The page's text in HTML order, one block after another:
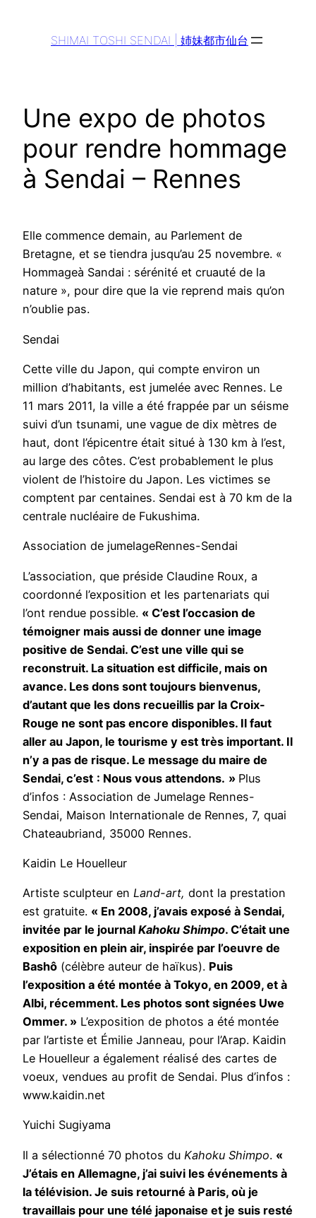
SHIMAI TOSHI SENDAI | 姉妹都市仙台
Une expo de photos
pour rendre hommage
à Sendai – Rennes
Elle commence demain, au Parlement de
Bretagne, et se tiendra jusqu’au 25 novembre. «
Hommageà Sandai : sérénité et cruauté de la
nature », pour dire que la vie reprend mais qu’on
n’oublie pas.
Sendai
Cette ville du Japon, qui compte environ un
million d’habitants, est jumelée avec Rennes. Le
11 mars 2011, la ville a été frappée par un séisme
suivi d’un tsunami, une vague de dix mètres de
haut, dont l’épicentre était situé à 130 km à l’est,
au large des côtes. C’est probablement le plus
violent de l’histoire du Japon. Les victimes se
comptent par centaines. Sendai est à 70 km de la
centrale nucléaire de Fukushima.
Association de jumelageRennes-Sendai
L’association, que préside Claudine Roux, a
coordonné l’exposition et les partenariats qui
l’ont rendue possible. « C’est l’occasion de
témoigner mais aussi de donner une image
positive de Sendai. C’est une ville qui se
reconstruit. La situation est difficile, mais on
avance. Les dons sont toujours bienvenus,
d’autant que les dons recueillis par la Croix-
Rouge ne sont pas encore disponibles. Il faut
aller au Japon, le tourisme y est très important. Il
n’y a pas de risque. Le message du maire de
Sendai, c’est : Nous vous attendons. » Plus
d’infos : Association de Jumelage Rennes-
Sendai, Maison Internationale de Rennes, 7, quai
Chateaubriand, 35000 Rennes.
Kaidin Le Houelleur
Artiste sculpteur en Land-art, dont la prestation
est gratuite. « En 2008, j’avais exposé à Sendai,
invitée par le journal Kahoku Shimpo. C’était une
exposition en plein air, inspirée par l’oeuvre de
Bashô (célèbre auteur de haïkus). Puis
l’exposition a été montée à Tokyo, en 2009, et à
Albi, récemment. Les photos sont signées Uwe
Ommer. » L’exposition de photos a été montée
par l’artiste et Émilie Janneau, pour l’Arap. Kaidin
Le Houelleur a également réalisé des cartes de
voeux, vendues au profit de Sendai. Plus d’infos :
www.kaidin.net
Yuichi Sugiyama
Il a sélectionné 70 photos du Kahoku Shimpo. «
J’étais en Allemagne, j’ai suivi les événements à
la télévision. Je suis retourné à Paris, où je
travaillais pour une télé japonaise et je suis resté